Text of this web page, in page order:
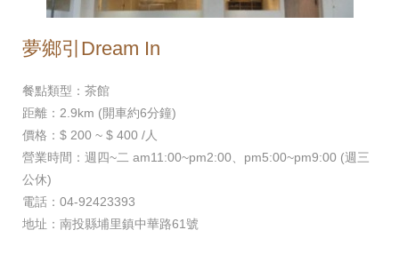
夢鄉引Dream In
餐點類型：茶館
距離：2.9km (開車約6分鐘)
價格：$ 200 ~ $ 400 /人
營業時間：週四~二 am11:00~pm2:00、pm5:00~pm9:00 (週三
公休)
電話：04-92423393
地址：南投縣埔里鎮中華路61號